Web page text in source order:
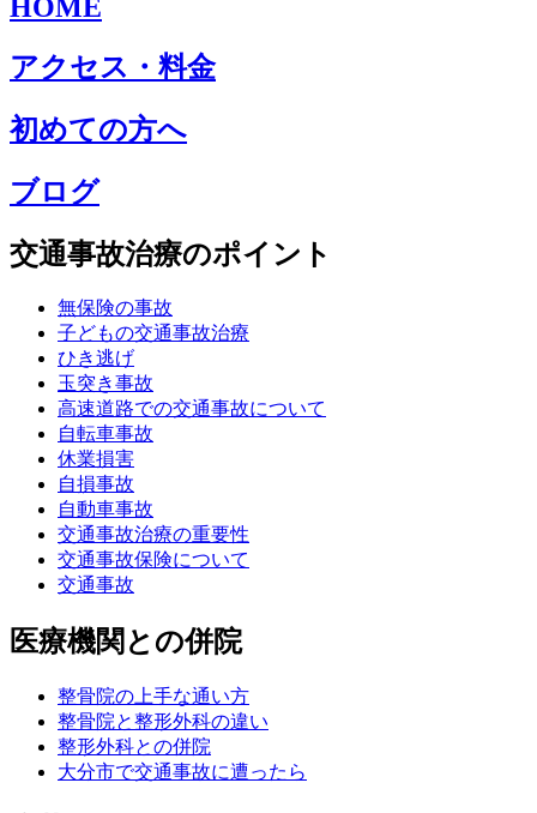
HOME
アクセス・料金
初めての方へ
ブログ
交通事故治療のポイント
無保険の事故
子どもの交通事故治療
ひき逃げ
玉突き事故
高速道路での交通事故について
自転車事故
休業損害
自損事故
自動車事故
交通事故治療の重要性
交通事故保険について
交通事故
医療機関との併院
整骨院の上手な通い方
整骨院と整形外科の違い
整形外科との併院
大分市で交通事故に遭ったら